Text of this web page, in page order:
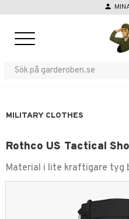
person
MILITARY CLOTHES
Rothco US Tactical
Material i lite kraftigare tyg